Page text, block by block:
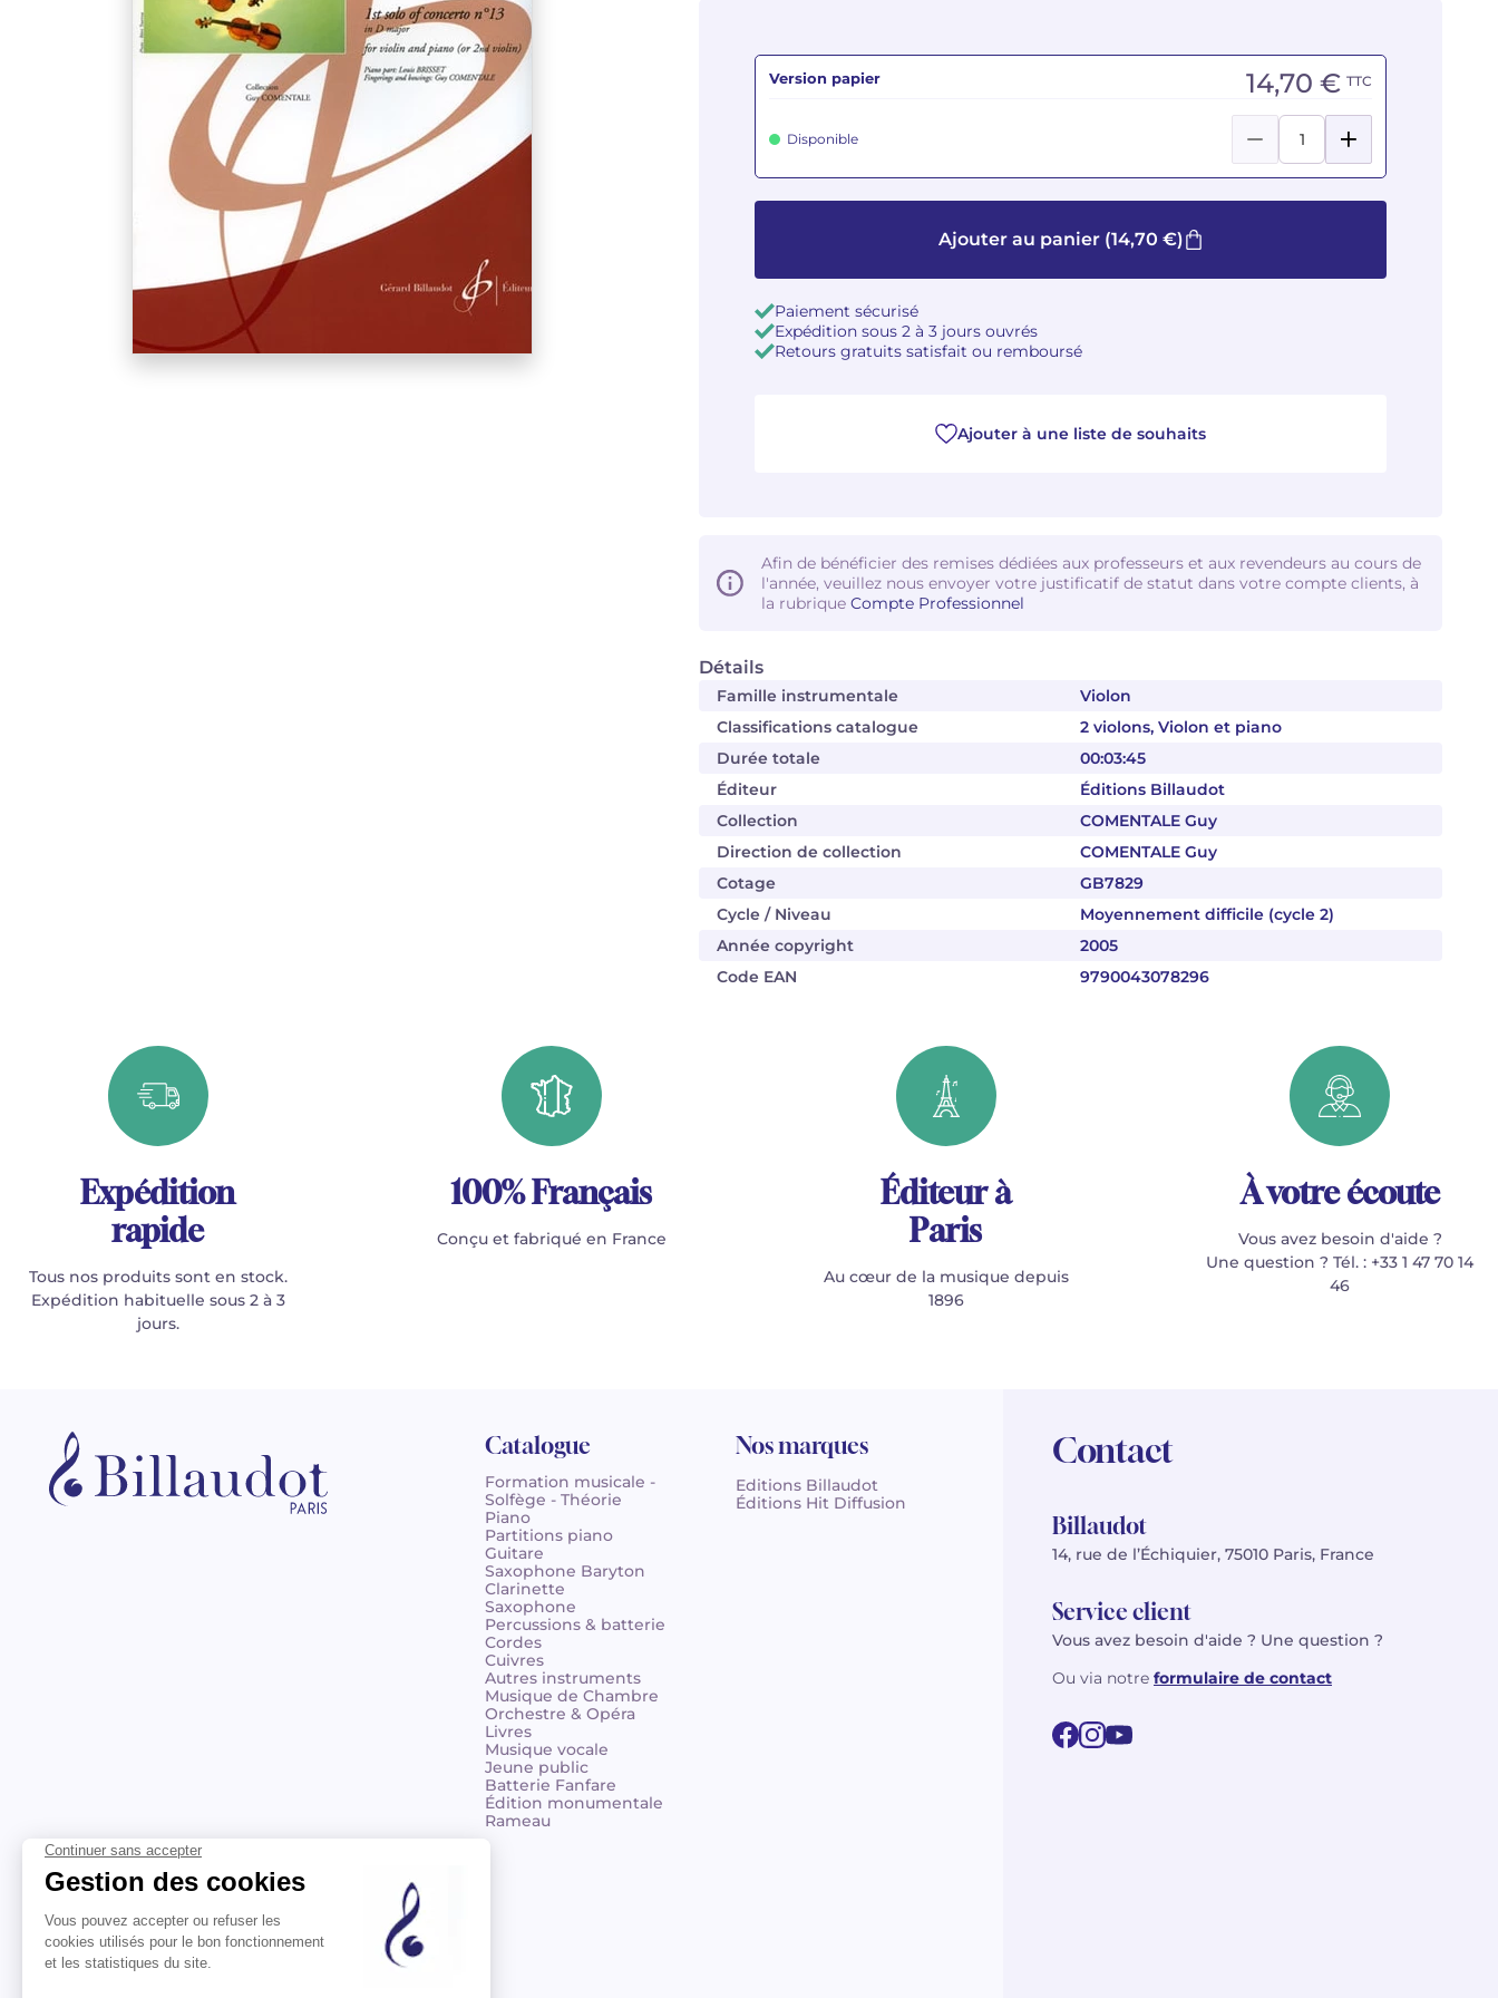
Détails
Famille instrumentale
Violon
Classifications catalogue
2 violons, Violon et piano
Durée totale
00:03:45
Éditeur
Éditions Billaudot
Collection
COMENTALE Guy
Direction de collection
COMENTALE Guy
Cotage
GB7829
Cycle / Niveau
Moyennement difficile (cycle 2)
Année copyright
2005
Code EAN
9790043078296
Version papier 14,70 € TTC
Disponible
Ajouter au panier(14,70 €)
Paiement sécurisé
Expédition sous 2 à 3 jours ouvrés
Retours gratuits satisfait ou remboursé
Ajouter à une liste de souhaits
Afin de bénéficier des remises dédiées aux professeurs et aux revendeurs au cours de
l'année, veuillez nous envoyer votre justificatif de statut dans votre compte clients, à
la rubrique Compte Professionnel
Expédition
rapide
Tous nos produits sont en stock.
Expédition habituelle sous 2 à 3
jours.
100% Français
Conçu et fabriqué en France
Éditeur à
Paris
Au cœur de la musique depuis
1896
À votre écoute
Vous avez besoin d'aide ?
Une question ? Tél. : +33 1 47 70 14
46
Catalogue
Formation musicale -
Solfège - Théorie
Piano
Partitions piano
Guitare
Saxophone Baryton
Clarinette
Saxophone
Percussions & batterie
Cordes
Cuivres
Autres instruments
Musique de Chambre
Orchestre & Opéra
Livres
Musique vocale
Jeune public
Batterie Fanfare
Édition monumentale
Rameau
Nos marques
Editions Billaudot
Éditions Hit Diffusion
Contact
Billaudot
14, rue de l’Échiquier, 75010 Paris, France
Service client
Vous avez besoin d'aide ? Une question ?
Ou via notre formulaire de contact